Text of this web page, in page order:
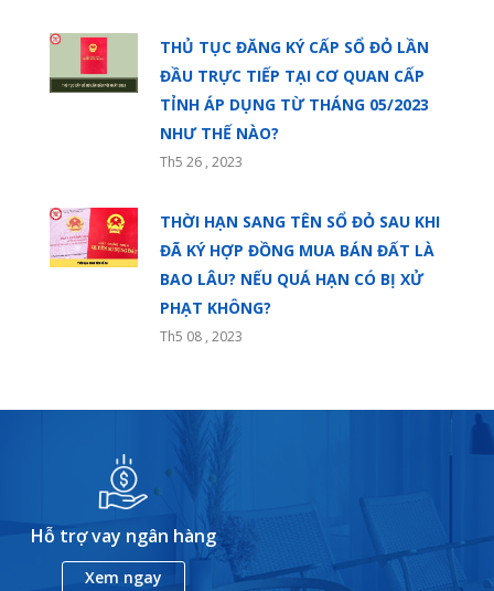
THỦ TỤC ĐĂNG KÝ CẤP SỔ ĐỎ LẦN
ĐẦU TRỰC TIẾP TẠI CƠ QUAN CẤP
TỈNH ÁP DỤNG TỪ THÁNG 05/2023
NHƯ THẾ NÀO?
Th5 26 , 2023
THỜI HẠN SANG TÊN SỔ ĐỎ SAU KHI
ĐÃ KÝ HỢP ĐỒNG MUA BÁN ĐẤT LÀ
BAO LÂU? NẾU QUÁ HẠN CÓ BỊ XỬ
PHẠT KHÔNG?
Th5 08 , 2023
Hỗ trợ vay ngân hàng
Xem ngay